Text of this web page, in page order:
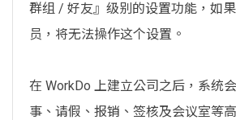
群组 / 好友』级别的设置功能，如
员，将无法操作这个设置。
在 WorkDo 上建立公司之后，系统
事、请假、报销、签核及会议室等